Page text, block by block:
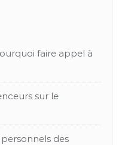
faire appel à
sur le
des